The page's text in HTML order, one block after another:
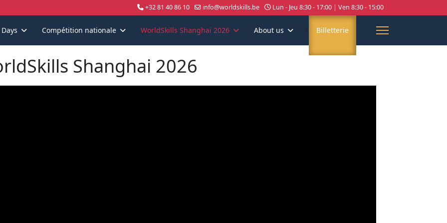
+32 81 40 86 10 info@worldskills.be Lun - Jeu 8:30 - 17:00 | Ven 8:30 - 15:00
Compétition nationale WorldSkills Shanghai 2026 About us "> Billetterie
Shanghai 2026